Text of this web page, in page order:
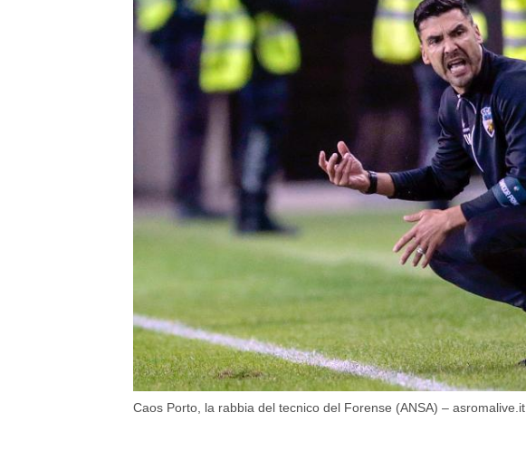
Caos Porto, la rabbia del tecnico del Forense (ANSA) – asromalive.it